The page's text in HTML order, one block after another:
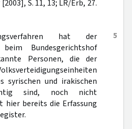
S. 11, 13; LR/Erb, 27.
5
hat der
beim Bundesgerichtshof
Personen, die der
syrischen und irakischen
sind, noch nicht
hier bereits die Erfassung